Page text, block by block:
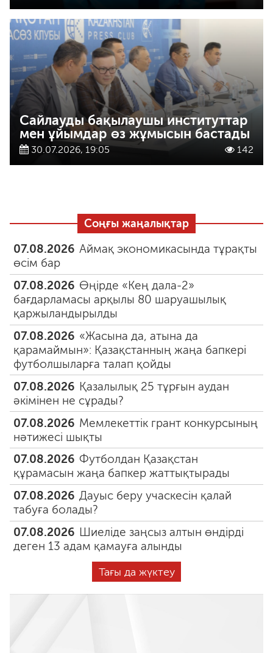
Сайлауды бақылаушы институттар
мен ұйымдар өз жұмысын бастады
30.07.2026, 19:05 142
Соңғы жаңалықтар
07.08.2026 Аймақ экономикасында тұрақты
өсім бар
07.08.2026 Өңірде «Кең дала-2»
бағдарламасы арқылы 80 шаруашылық
қаржыландырылды
07.08.2026 «Жасына да, атына да
қарамаймын»: Қазақстанның жаңа бапкері
футболшыларға талап қойды
07.08.2026 Қазалылық 25 тұрғын аудан
әкімінен не сұрады?
07.08.2026 Мемлекеттік грант конкурсының
нәтижесі шықты
07.08.2026 Футболдан Қазақстан
құрамасын жаңа бапкер жаттықтырады
07.08.2026 Дауыс беру учаскесін қалай
табуға болады?
07.08.2026 Шиеліде заңсыз алтын өндірді
деген 13 адам қамауға алынды
Тағы да жүктеу